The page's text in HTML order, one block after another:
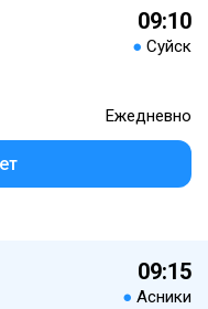
09:10
● Суйск
Ежедневно
09:15
● Асники